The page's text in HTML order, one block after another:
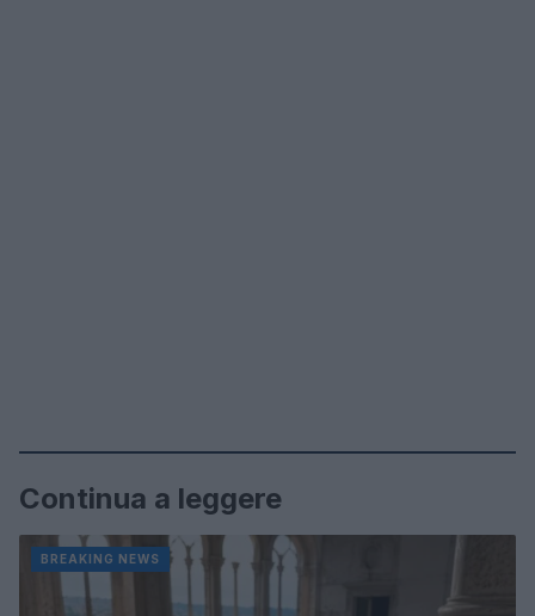
Continua a leggere
BREAKING NEWS